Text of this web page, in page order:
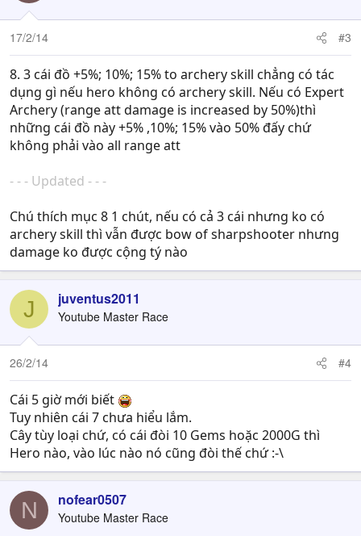
17/2/14 #3
8. 3 cái đồ +5%; 10%; 15% to archery skill chẳng có tác
dụng gì nếu hero không có archery skill. Nếu có Expert
Archery (range att damage is increased by 50%)thì
những cái đồ này +5% ,10%; 15% vào 50% đấy chứ
không phải vào all range att
- - - Updated - - -
Chú thích mục 8 1 chút, nếu có cả 3 cái nhưng ko có
archery skill thì vẫn được bow of sharpshooter nhưng
damage ko được cộng tý nào
J juventus2011
Youtube Master Race
26/2/14 #4
Cái 5 giờ mới biết
Tuy nhiên cái 7 chưa hiểu lắm.
Cây tùy loại chứ, có cái đòi 10 Gems hoặc 2000G thì
Hero nào, vào lúc nào nó cũng đòi thế chứ :-\
N nofear0507
Youtube Master Race